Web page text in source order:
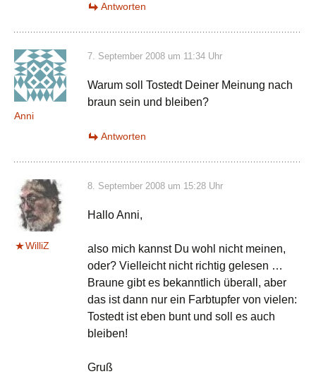
Antworten
Anni
7. September 2008 um 11:34 Uhr
Warum soll Tostedt Deiner Meinung nach
braun sein und bleiben?
Antworten
WilliZ
8. September 2008 um 15:28 Uhr
Hallo Anni,
also mich kannst Du wohl nicht meinen,
oder? Vielleicht nicht richtig gelesen …
Braune gibt es bekanntlich überall, aber
das ist dann nur ein Farbtupfer von vielen:
Tostedt ist eben bunt und soll es auch
bleiben!
Gruß